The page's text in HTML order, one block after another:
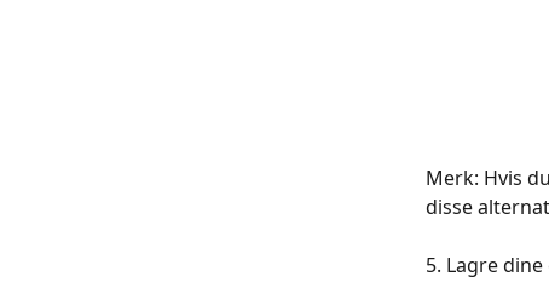
Merk: Hvis
disse
​​​​​​​​​​​​5. Lagre